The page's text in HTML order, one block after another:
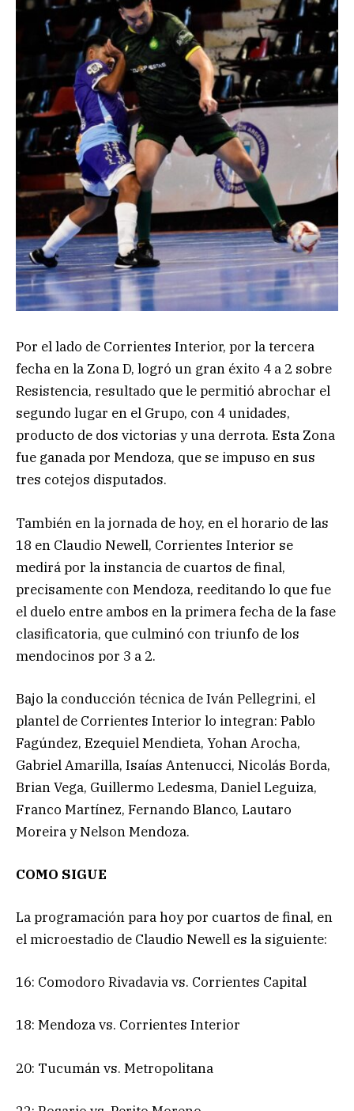
Por el lado de Corrientes Interior, por la tercera
fecha en la Zona D, logró un gran éxito 4 a 2 sobre
Resistencia, resultado que le permitió abrochar el
segundo lugar en el Grupo, con 4 unidades,
producto de dos victorias y una derrota. Esta Zona
fue ganada por Mendoza, que se impuso en sus
tres cotejos disputados.
También en la jornada de hoy, en el horario de las
18 en Claudio Newell, Corrientes Interior se
medirá por la instancia de cuartos de final,
precisamente con Mendoza, reeditando lo que fue
el duelo entre ambos en la primera fecha de la fase
clasificatoria, que culminó con triunfo de los
mendocinos por 3 a 2.
Bajo la conducción técnica de Iván Pellegrini, el
plantel de Corrientes Interior lo integran: Pablo
Fagúndez, Ezequiel Mendieta, Yohan Arocha,
Gabriel Amarilla, Isaías Antenucci, Nicolás Borda,
Brian Vega, Guillermo Ledesma, Daniel Leguiza,
Franco Martínez, Fernando Blanco, Lautaro
Moreira y Nelson Mendoza.
COMO SIGUE
La programación para hoy por cuartos de final, en
el microestadio de Claudio Newell es la siguiente:
16: Comodoro Rivadavia vs. Corrientes Capital
18: Mendoza vs. Corrientes Interior
20: Tucumán vs. Metropolitana